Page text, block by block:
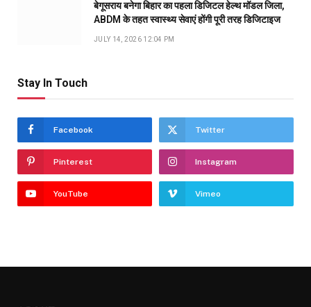
बेगूसराय बनेगा बिहार का पहला डिजिटल हेल्थ मॉडल जिला,
ABDM के तहत स्वास्थ्य सेवाएं होंगी पूरी तरह डिजिटाइज
JULY 14, 2026 12:04 PM
Stay In Touch
Facebook Twitter
Pinterest Instagram
YouTube Vimeo